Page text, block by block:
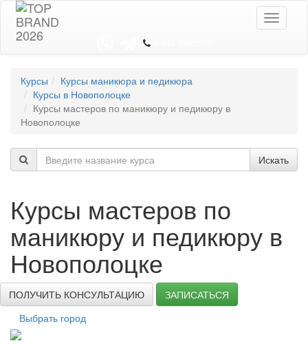
Toggle
Курсы
Курсы маникюра и педикюра
Курсы в Новополоцке
Курсы мастеров по маникюру и педикюру в
Новополоцке
Искать
Курсы мастеров по
маникюру и педикюру в
Новополоцке
ПОЛУЧИТЬ КОНСУЛЬТАЦИЮ
ЗАПИСАТЬСЯ
Выбрать город